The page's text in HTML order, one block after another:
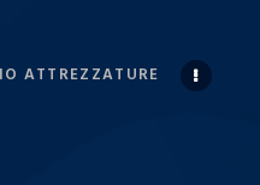
ATTREZZATURE